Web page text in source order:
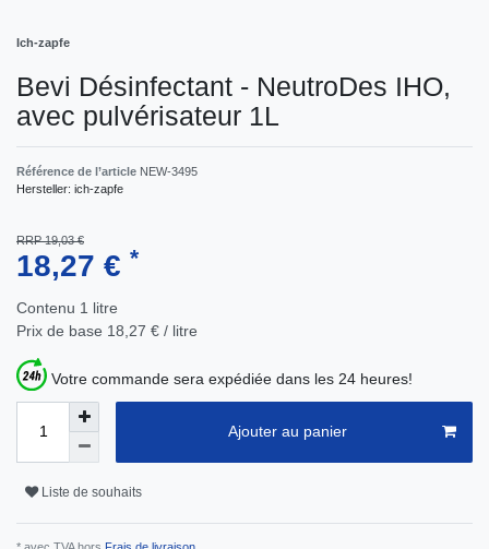
Ich-zapfe
Bevi Désinfectant - NeutroDes IHO,
avec pulvérisateur 1L
Référence de l’article NEW-3495
Hersteller: ich-zapfe
RRP 19,03 €
18,27 € *
Contenu 1 litre
Prix de base 18,27 € / litre
Votre commande sera expédiée dans les 24 heures!
Ajouter au panier
Liste de souhaits